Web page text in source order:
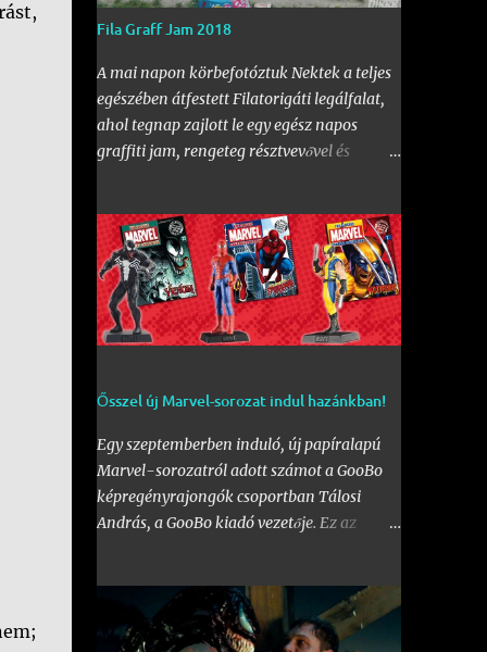
Fila Graff Jam 2018
A mai napon körbefotóztuk Nektek a teljes
egészében átfestett Filatorigáti legálfalat,
ahol tegnap zajlott le egy egész napos
graffiti jam, rengeteg résztvevővel és
rajzzal, és változatos stílusokkal. Nem is
szaporítanám szót, csekkoljátok a több
mint 60 képből álló galériát, az idei
legnagyobb hazai graffiti jam rajzaival!
Ősszel új Marvel-sorozat indul hazánkban!
Egy szeptemberben induló, új papíralapú
Marvel-sorozatról adott számot a GooBo
képregényrajongók csoportban Tálosi
András, a GooBo kiadó vezetője. Ez az
Collection " néven futott, 200 számot
megélt magazin, melynek minden része egy